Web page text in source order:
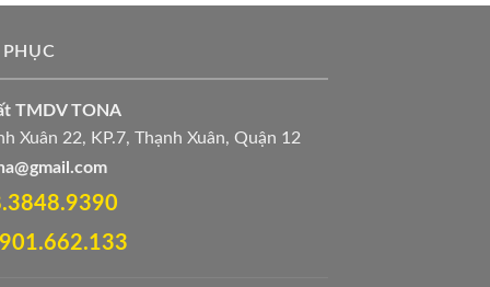
TMDV TONA
Xuân 22, KP.7, Thạnh Xuân, Quận 12